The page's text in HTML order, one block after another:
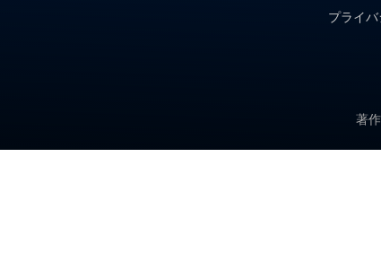
プライ
著